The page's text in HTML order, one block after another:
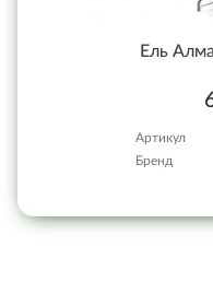
Ель
Артикул
Бренд